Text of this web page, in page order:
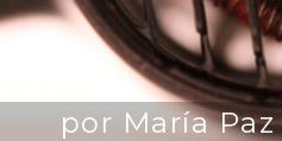
por María